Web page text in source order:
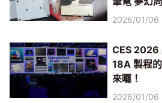
2026/01/06
CES 2026
18A 製程
來囉！
2026/01/06